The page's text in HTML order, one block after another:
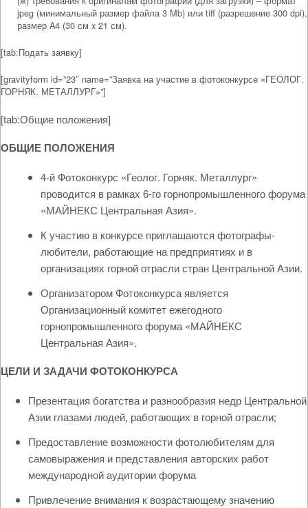
jpeg (минимальный размер файла 3 Mb) или tiff (разрешение 300 dpi),
размер A4 (30 см x 21 см).
[tab:Подать заявку]
[gravityform id=”23″ name=”Заявка на участие в фотоконкурсе «ГЕОЛОГ.
ГОРНЯК. МЕТАЛЛУРГ»”]
[tab:Общие положения]
ОБЩИЕ ПОЛОЖЕНИЯ
4-й Фотоконкурс «Геолог. Горняк. Металлург»
проводится в рамках 6-го горнопромышленного форума
«МАЙНЕКС Центральная Азия».
К участию в конкурсе приглашаются фотографы-
любители, работающие на предприятиях и в
организациях горной отрасли стран Центральной Азии.
Организатором Фотоконкурса является
Организационный комитет ежегодного
горнопромышленного форума «МАЙНЕКС
Центральная Азия».
ЦЕЛИ И ЗАДАЧИ ФОТОКОНКУРСА
Презентация богатства и разнообразия недр Центральной
Азии глазами людей, работающих в горной отрасли;
Предоставление возможности фотолюбителям для
самовыражения и представления авторских работ
международной аудитории форума
Привлечение внимания к возрастающему значению